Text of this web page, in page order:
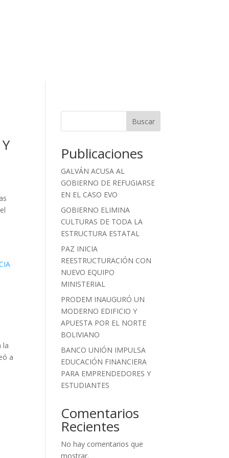
la
a
Buscar
Publicaciones
GALVÁN ACUSA AL
GOBIERNO DE REFUGIARSE
EN EL CASO EVO
GOBIERNO ELIMINA
CULTURAS DE TODA LA
ESTRUCTURA ESTATAL
PAZ INICIA
REESTRUCTURACIÓN CON
NUEVO EQUIPO
MINISTERIAL
PRODEM INAUGURÓ UN
MODERNO EDIFICIO Y
APUESTA POR EL NORTE
BOLIVIANO
BANCO UNIÓN IMPULSA
EDUCACIÓN FINANCIERA
PARA EMPRENDEDORES Y
ESTUDIANTES
Comentarios
Recientes
No hay comentarios que
mostrar.